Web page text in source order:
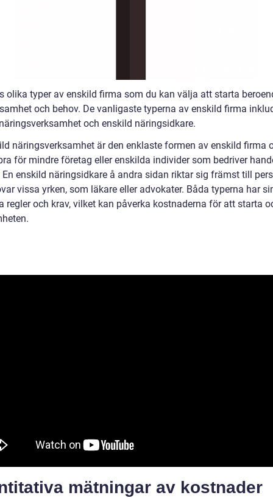
olika typer av enskild firma som du kan välja att starta
och behov. De vanligaste typerna av enskild firma
och enskild näringsidkare.
näringsverksamhet är den enklaste formen av enskild firma
för mindre företag eller enskilda individer som bedriver
En enskild näringsidkare å andra sidan riktar sig främst till
vissa yrken, som läkare eller advokater. Båda typerna har
regler och krav, vilket kan påverka kostnaderna för att starta
mätningar av kostnader